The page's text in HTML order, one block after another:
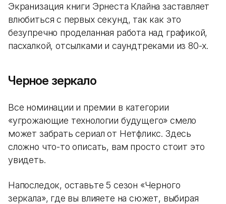
Экранизация книги Эрнеста Клайна заставляет
влюбиться с первых секунд, так как это
безупречно проделанная работа над графикой,
пасхалкой, отсылками и саундтреками из 80-х.
Черное зеркало
Все номинации и премии в категории
«угрожающие технологии будущего» смело
может забрать сериал от Нетфликс. Здесь
сложно что-то описать, вам просто стоит это
увидеть.
Напоследок, оставьте 5 сезон «Черного
зеркала», где вы влияете на сюжет, выбирая